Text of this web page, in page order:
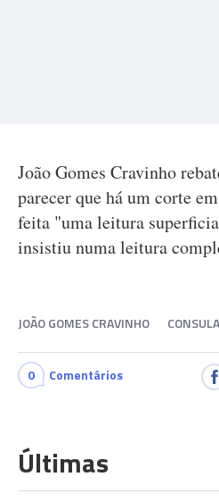
João Gomes Cravinho
parecer que há um corte
feita "uma leitura
insistiu numa leitura
JOÃO GOMES CRAVINHO
0 Comentários
Últimas